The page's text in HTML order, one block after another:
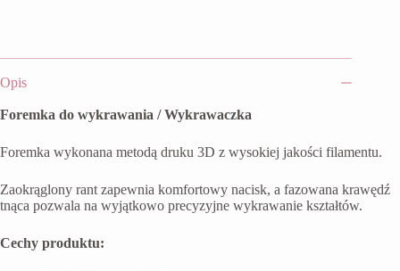
Opis
Foremka do wykrawania / Wykrawaczka
Foremka wykonana metodą druku 3D z wysokiej jakości filamentu.
Zaokrąglony rant zapewnia komfortowy nacisk, a fazowana krawędź
tnąca pozwala na wyjątkowo precyzyjne wykrawanie kształtów.
Cechy produktu: